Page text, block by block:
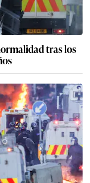
tras los